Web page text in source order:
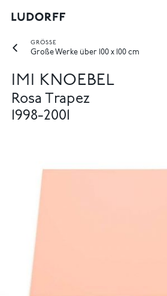
GRÖSSE
Große Werke über 100 x 100 cm
IMI KNOEBEL
Rosa Trapez
1998-2001